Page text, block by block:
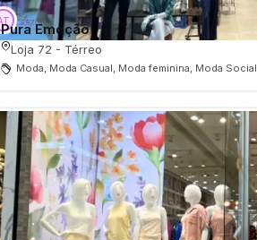
Pura Emoção
Loja 72 - Térreo
Moda, Moda Casual, Moda feminina, Moda Social